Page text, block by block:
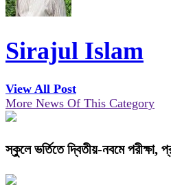
Sirajul Islam
View All Post
More News Of This Category
স্কুলে ভর্তিতে দ্বিতীয়-নবমে পরীক্ষা,